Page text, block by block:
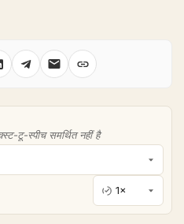
टू-स्पीच समर्थित नहीं है